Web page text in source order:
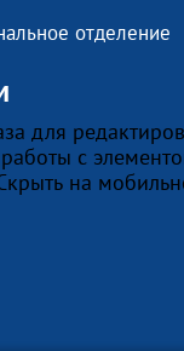
отделение
для
с
на